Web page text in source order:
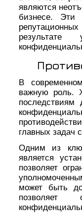
являются
бизнесе. Эти
В
важную роль.
последствиям
главных задач
Одним из
является
позволяет
может быть
позволяет